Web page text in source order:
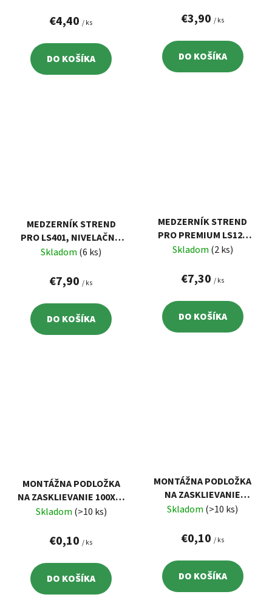
€4,40 / ks
DO KOŠÍKA
100 KS, PLAST MODRÝ
€3,90 / ks
DO KOŠÍKA
MEDZERNÍK STREND
PRO LS401, NIVELAČNÝ,
POD OBKLAD, 75X11X1.50
Skladom (6 ks)
€7,90 / ks
DO KOŠÍKA
MEDZERNÍK STREND
PRO PREMIUM LS122
NIVELAČNÝ, 1.8 MM, BAL.
Skladom (2 ks)
€7,30 / ks
DO KOŠÍKA
MONTÁŽNA PODLOŽKA
NA ZASKLIEVANIE 100X30
MM, 1 MM
Skladom (>10 ks)
€0,10 / ks
DO KOŠÍKA
MONTÁŽNA PODLOŽKA
NA ZASKLIEVANIE
100X30 MM, 2 MM
Skladom (>10 ks)
€0,10 / ks
DO KOŠÍKA